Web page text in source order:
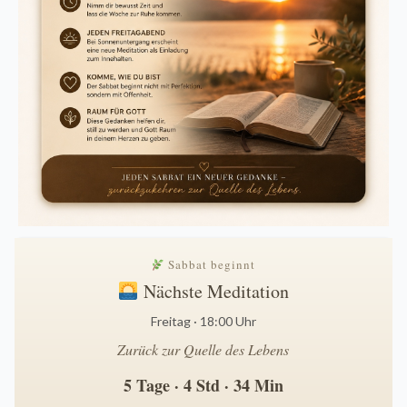
Sabbat beginnt
Nächste Meditation
Freitag · 18:00 Uhr
Zurück zur Quelle des Lebens
5 Tage · 4 Std · 34 Min